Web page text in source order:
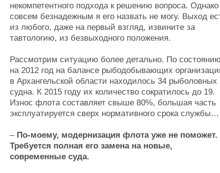
некомпетентного подхода к решению вопроса. Однако
совсем безнадежным я его назвать не могу. Выход
из любого, даже на первый взгляд, извините за
тавтологию, из безвыходного положения.
Рассмотрим ситуацию более детально. По
на 2012 год на балансе рыбодобывающих
в Архангельской области находилось 34 рыболовных
судна. К 2015 году их количество сократилось до 19.
Износ флота составляет свыше 80%, большая часть
эксплуатируется сверх нормативного срока службы…
– По-моему, модернизация флота уже не поможет.
Требуется полная его замена на новые,
современные суда.